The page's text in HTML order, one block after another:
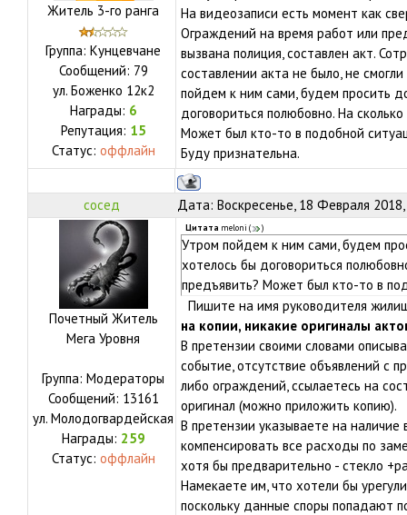
Житель 3-го ранга
Группа: Кунцевчане
Сообщений: 79
ул. Боженко 12к2
Награды: 6
Репутация: 15
Статус: оффлайн
На видеозаписи есть момент как
Ограждений на время работ или
вызвана полиция, составлен акт.
составлении акта не было, не
пойдем к ним сами, будем просить
договориться полюбовно. На
Может был кто-то в подобной
Буду признательна.
сосед Дата: Воскресенье, 18 Февраля
Почетный Житель
Мега Уровня
Группа: Модераторы
Сообщений: 13161
ул. Молодогвардейская
Награды: 259
Статус: оффлайн
Цитата meloni ( )
Утром пойдем к ним сами, будем
хотелось бы договориться
предъявить? Может был кто-то в
Пишите на имя руководителя
на копии, никакие оригиналы
В претензии своими словами
событие, отсутствие объявлений с
либо ограждений, ссылаетесь на
оригинал (можно приложить копию).
В претензии указываете на
компенсировать все расходы по
хотя бы предварительно - стекло
Намекаете им, что хотели бы
поскольку данные споры попадают